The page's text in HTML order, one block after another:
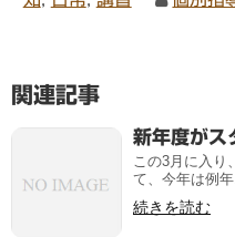
関連記事
新年度がス
この3月に入り
て、今年は例
続きを読む